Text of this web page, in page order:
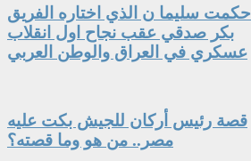
حكمت سليما ن الذي اختاره الفريق
بكر صدقي عقب نجاح اول انقلاب
عسكري في العراق والوطن العربي
قصة رئيس أركان للجيش بكت عليه
مصر.. من هو وما قصته؟